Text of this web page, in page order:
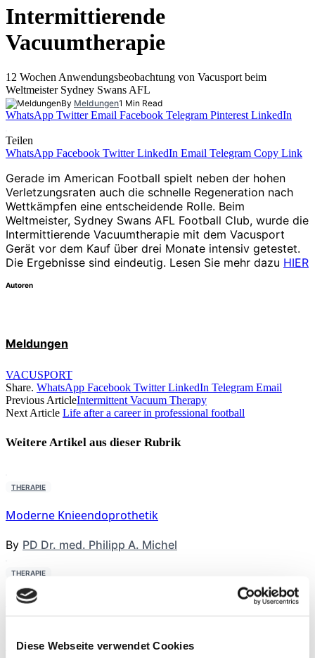
Diese Webseite verwendet Cookies
Intermittierende
Vacuumtherapie
12 Wochen Anwendungsbeobachtung von Vacusport beim
Weltmeister Sydney Swans AFL
By Meldungen1 Min Read
WhatsApp Twitter Email Facebook Telegram Pinterest LinkedIn
Teilen
WhatsApp Facebook Twitter LinkedIn Email Telegram Copy Link
Gerade im American Football spielt neben der hohen
Verletzungsraten auch die schnelle Regeneration nach
Wettkämpfen eine entscheidende Rolle. Beim
Weltmeister, Sydney Swans AFL Football Club, wurde die
Intermittierende Vacuumtherapie mit dem Vacusport
Gerät vor dem Kauf über drei Monate intensiv getestet.
Die Ergebnisse sind eindeutig. Lesen Sie mehr dazu HIER
Autoren
Meldungen
VACUSPORT
Share. WhatsApp Facebook Twitter LinkedIn Telegram Email
Previous ArticleIntermittent Vacuum Therapy
Next Article Life after a career in professional football
Weitere Artikel aus dieser Rubrik
THERAPIE
Moderne Knieendoprothetik
By PD Dr. med. Philipp A. Michel
THERAPIE
Präoperative Trainingstherapie
med. Christoph Offerhaus, Alexander Glowa